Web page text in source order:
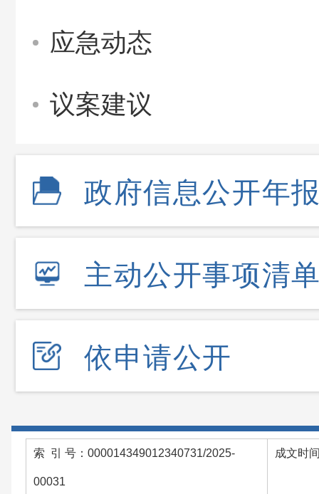
应急动态
议案建议
政府信息公开年
主动公开事项清
依申请公开
索 引 号：000014349012340731/2025-
00031
成文时